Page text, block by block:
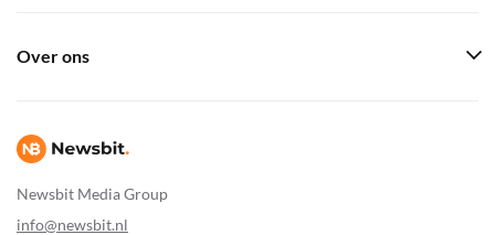
Newsbit Media Group
info@newsbit.nl
Over ons